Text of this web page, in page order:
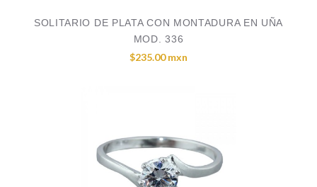
SOLITARIO DE PLATA CON MONTADURA EN UÑA
MOD. 336
$235.00 mxn